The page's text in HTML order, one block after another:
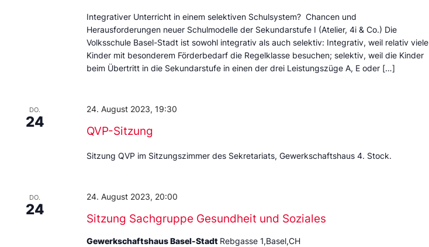
Integrativer Unterricht in einem selektiven Schulsystem? Chancen und
Herausforderungen neuer Schulmodelle der Sekundarstufe I (Atelier, 4i & Co.) Die
Volksschule Basel-Stadt ist sowohl integrativ als auch selektiv: Integrativ, weil relativ viele
Kinder mit besonderem Förderbedarf die Regelklasse besuchen; selektiv, weil die Kinder
beim Übertritt in die Sekundarstufe in einen der drei Leistungszüge A, E oder […]
DO.
24
QVP-Sitzung
24. August 2023, 19:30
Sitzung QVP im Sitzungszimmer des Sekretariats, Gewerkschaftshaus 4. Stock.
DO.
24
Sitzung Sachgruppe Gesundheit und Soziales
24. August 2023, 20:00
Gewerkschaftshaus Basel-Stadt Rebgasse 1,Basel,CH